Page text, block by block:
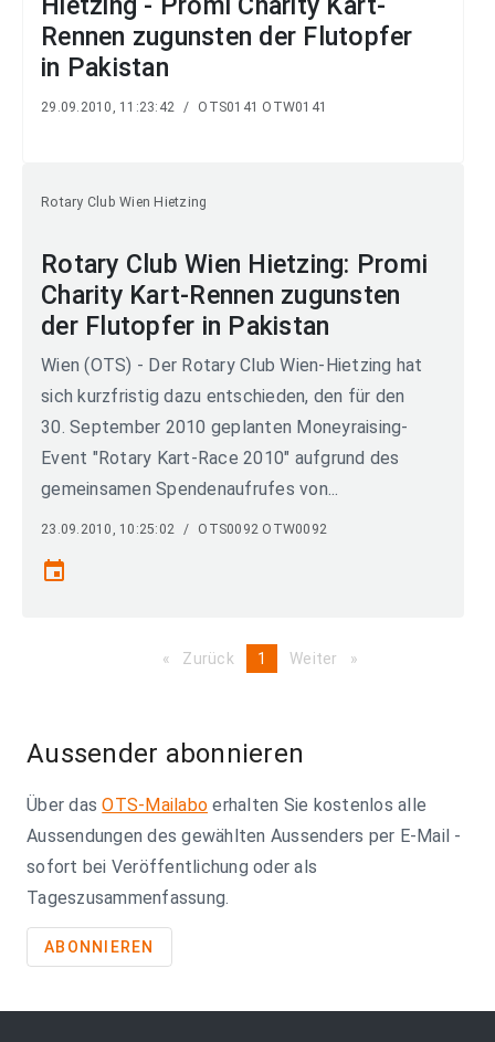
Rennen zugunsten der Flutopfer
in Pakistan
29.09.2010, 11:23:42 / OTS0141 OTW0141
Rotary Club Wien Hietzing
Rotary Club Wien Hietzing: Promi
Charity Kart-Rennen zugunsten
der Flutopfer in Pakistan
Wien (OTS) - Der Rotary Club Wien-Hietzing hat
sich kurzfristig dazu entschieden, den für den
30. September 2010 geplanten Moneyraising-
Event "Rotary Kart-Race 2010" aufgrund des
gemeinsamen Spendenaufrufes von...
23.09.2010, 10:25:02 / OTS0092 OTW0092
event
Zurück pageYou're
1 Weiter page
Aussender abonnieren
Über dasOTS-Mailabo erhalten Sie kostenlos alle
Aussendungen des gewählten Aussenders per E-Mail -
sofort bei Veröffentlichung oder als
Tageszusammenfassung.
ABONNIEREN